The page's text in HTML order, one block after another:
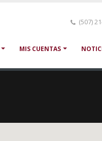
(507)
MIS CUENTAS